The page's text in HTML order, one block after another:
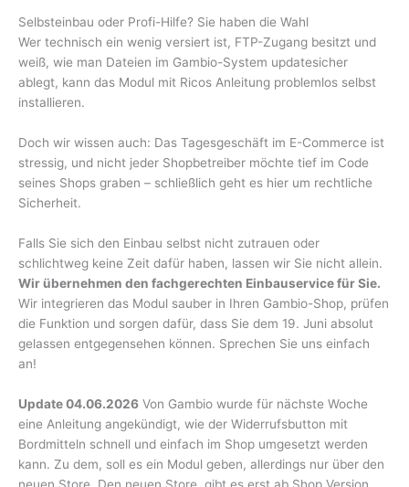
Selbsteinbau oder Profi-Hilfe? Sie haben die Wahl
Wer technisch ein wenig versiert ist, FTP-Zugang besitzt und
weiß, wie man Dateien im Gambio-System updatesicher
ablegt, kann das Modul mit Ricos Anleitung problemlos selbst
installieren.
Doch wir wissen auch: Das Tagesgeschäft im E-Commerce ist
stressig, und nicht jeder Shopbetreiber möchte tief im Code
seines Shops graben – schließlich geht es hier um rechtliche
Sicherheit.
Falls Sie sich den Einbau selbst nicht zutrauen oder
schlichtweg keine Zeit dafür haben, lassen wir Sie nicht allein.
Wir übernehmen den fachgerechten Einbauservice für Sie.
Wir integrieren das Modul sauber in Ihren Gambio-Shop, prüfen
die Funktion und sorgen dafür, dass Sie dem 19. Juni absolut
gelassen entgegensehen können. Sprechen Sie uns einfach
an!
Update 04.06.2026 Von Gambio wurde für nächste Woche
eine Anleitung angekündigt, wie der Widerrufsbutton mit
Bordmitteln schnell und einfach im Shop umgesetzt werden
kann. Zu dem, soll es ein Modul geben, allerdings nur über den